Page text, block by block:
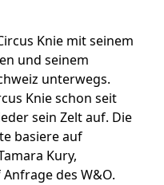
Knie mit seinem
und seinem
unterwegs.
Knie schon seit
sein Zelt auf. Die
basiere auf
Kury,
des W&O.